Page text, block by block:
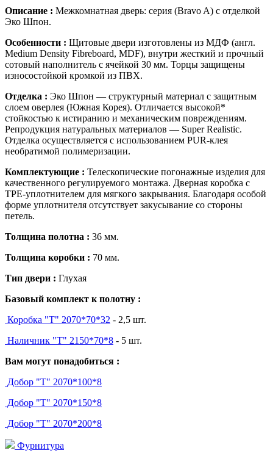
Описание : Межкомнатная дверь: серия (Bravo A) с отделкой
Эко Шпон.
Особенности : Щитовые двери изготовлены из МДФ (англ.
Medium Density Fibreboard, MDF), внутри жесткий и прочный
сотовый наполнитель с ячейкой 30 мм. Торцы защищены
износостойкой кромкой из ПВХ.
Отделка : Эко Шпон — структурный материал с защитным
слоем оверлея (Южная Корея). Отличается высокой*
стойкостью к истиранию и механическим повреждениям.
Репродукция натуральных материалов — Super Realistic.
Отделка осуществляется с использованием PUR-клея
необратимой полимеризации.
Комплектующие : Телескопические погонажные изделия для
качественного регулируемого монтажа. Дверная коробка с
TPE-уплотнителем для мягкого закрывания. Благодаря особой
форме уплотнителя отсутствует закусывание со стороны
петель.
Толщина полотна : 36 мм.
Толщина коробки : 70 мм.
Тип двери : Глухая
Базовый комплект к полотну :
Коробка "Т" 2070*70*32 - 2,5 шт.
Наличник "Т" 2150*70*8 - 5 шт.
Вам могут понадобиться :
Добор "Т" 2070*100*8
Добор "Т" 2070*150*8
Добор "Т" 2070*200*8
Фурнитура